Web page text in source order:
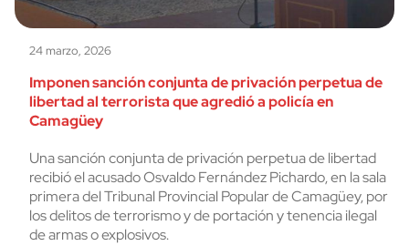
24 marzo, 2026
Imponen sanción conjunta de privación perpetua de
libertad al terrorista que agredió a policía en
Camagüey
Una sanción conjunta de privación perpetua de libertad
recibió el acusado Osvaldo Fernández Pichardo, en la sala
primera del Tribunal Provincial Popular de Camagüey, por
los delitos de terrorismo y de portación y tenencia ilegal
de armas o explosivos.